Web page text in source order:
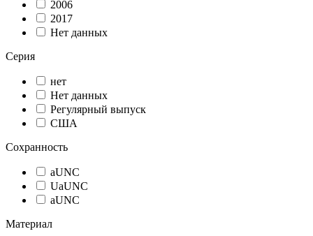
2006
2017
Нет данных
Серия
нет
Нет данных
Регулярный выпуск
США
Сохранность
aUNC
UаUNC
аUNC
Материал